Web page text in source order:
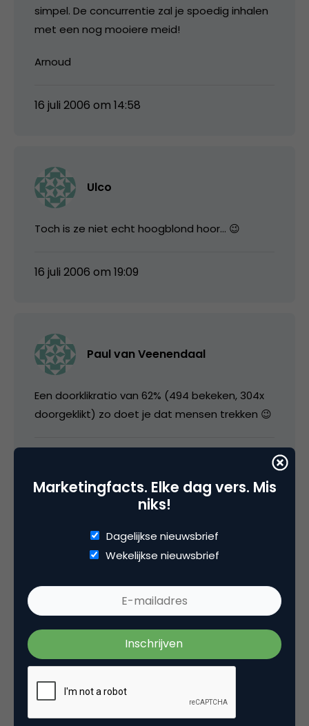
simpel. De concurrentie zal je spoedig inhalen
met een nog mooiere meid!
Arnoud
16 juli 2006 om 14:58
Ulco
Toch is ze niet echt hoogblond hoor… 😉
16 juli 2006 om 19:09
Paul van Veenendaal
Een doorklikratio van 62% (494 bekeken, 304x
doorgeklikt) zo doet je dat mensen trekken 😉
Arnout Veenman
kans naar mijn idee, bezoekers zijn het na een
tijdje zat en klikken dan weg. Als de video tijdig
zou zijn afgelopen, zouden bezoekers eerder
geneigd zijn om ook nog door de website zelf
16 juli 2006 om 20:03
Marketingfacts. Elke dag vers. Mis
niks!
Dagelijkse nieuwsbrief
Wekelijkse nieuwsbrief